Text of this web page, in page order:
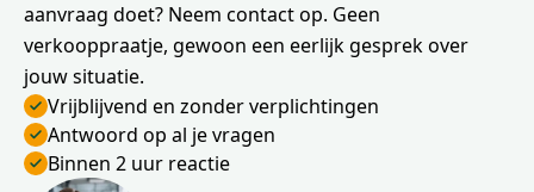
aanvraag doet? Neem contact op. Geen
verkooppraatje, gewoon een eerlijk gesprek over
jouw situatie.
Vrijblijvend en zonder verplichtingen
Antwoord op al je vragen
Binnen 2 uur reactie